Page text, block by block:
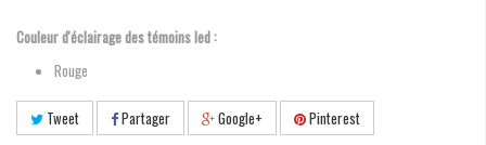
Couleur d'éclairage des témoins led :
Rouge
Tweet Partager Google+ Pinterest